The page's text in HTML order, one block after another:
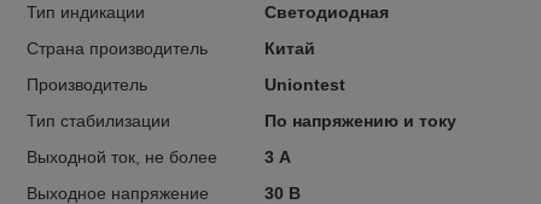
Тип индикации
Светодиодная
Страна производитель
Китай
Производитель
Uniontest
Тип стабилизации
По напряжению и току
Выходной ток, не более
3 А
Выходное напряжение
30 В